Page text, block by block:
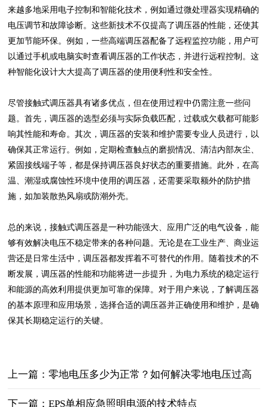
来越多地采用电子控制和智能化技术，例如通过微处理器实现精确的
电压调节和故障诊断。这些新技术不仅提高了调压器的性能，还使其
更加节能环保。例如，一些高端调压器配备了远程监控功能，用户可
以通过手机或电脑实时查看调压器的工作状态，并进行远程控制。这
种智能化设计大大提高了调压器的使用便利性和安全性。
尽管接触式调压器具有诸多优点，但在使用过程中仍需注意一些问
题。首先，调压器的选型必须与实际负载匹配，过载或欠载都可能影
响其性能和寿命。其次，调压器的安装和维护需要专业人员进行，以
确保其正常运行。例如，定期检查触点的磨损情况、清洁内部灰尘、
紧固接线端子等，都是保持调压器良好状态的重要措施。此外，在高
温、潮湿或腐蚀性环境中使用的调压器，还需要采取额外的防护措
施，如加装散热风扇或防潮外壳。
总的来说，接触式调压器是一种功能强大、应用广泛的电气设备，能
够有效解决电压不稳定带来的各种问题。无论是在工业生产、商业运
营还是日常生活中，调压器都发挥着不可替代的作用。随着技术的不
断发展，调压器的性能和功能将进一步提升，为电力系统的稳定运行
和能源的高效利用提供更加可靠的保障。对于用户来说，了解调压器
的基本原理和应用场景，选择合适的调压器并正确使用和维护，是确
保其长期稳定运行的关键。
上一篇：零地电压多少为正常？如何解决零地电压过高
下一篇：EPS单相应急照明电源的技术特点